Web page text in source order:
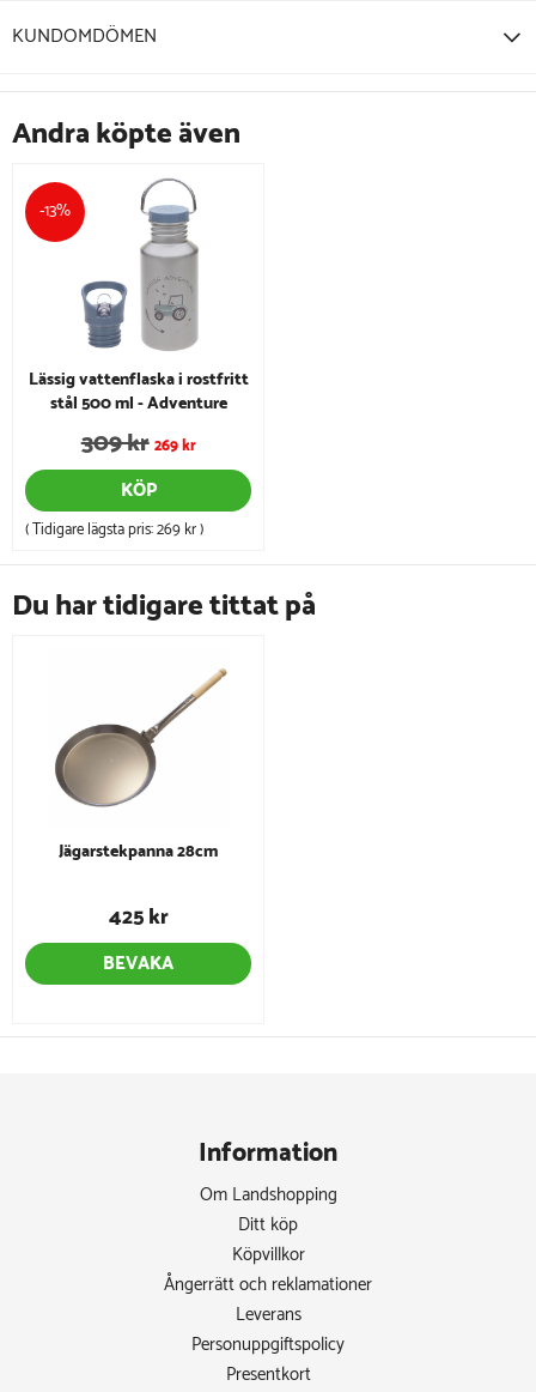
KUNDOMDÖMEN
Andra köpte även
-13%
Lässig vattenflaska i rostfritt
stål 500 ml - Adventure
Tractor
309 kr 269 kr
KÖP
( Tidigare lägsta pris:269 kr)
Du har tidigare tittat på
Jägarstekpanna 28cm
425 kr
BEVAKA
Information
Om Landshopping
Ditt köp
Köpvillkor
Ångerrätt och reklamationer
Leverans
Personuppgiftspolicy
Presentkort